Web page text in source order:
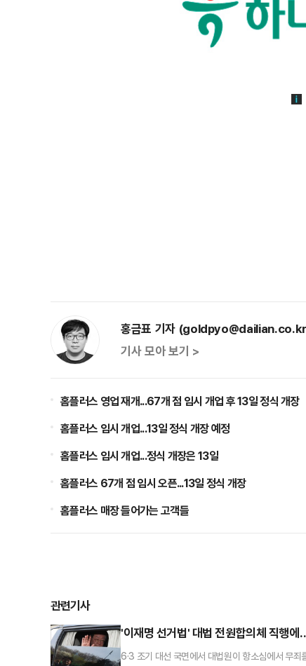
홍금표 기자
기사 모아 보기 >
홈플러스 영업 재개...67개 점 임시 개업 후 13일 정식 개장
홈플러스 임시 개업...13일 정식 개장 예정
홈플러스 임시 개업...정식 개장은 13일
홈플러스 67개 점 임시 오픈...13일 정식 개장
홈플러스 매장 들어가는 고객들
관련기사
'이재명 선거법' 대법 전원합의체 직행
6·3 조기 대선 국면에서 대법원이 항소심에서 무